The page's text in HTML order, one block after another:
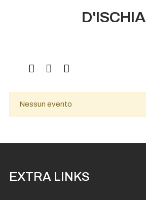
D'ISCHIA
Nessun evento
EXTRA LINKS